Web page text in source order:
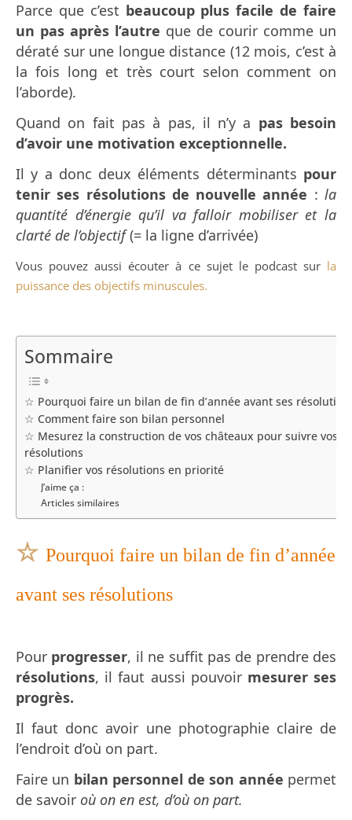
Parce que c’est beaucoup plus facile de faire
un pas après l’autre que de courir comme un
dératé sur une longue distance (12 mois, c’est à
la fois long et très court selon comment on
l’aborde).
Quand on fait pas à pas, il n’y a pas besoin
d’avoir une motivation exceptionnelle.
Il y a donc deux éléments déterminants pour
tenir ses résolutions de nouvelle année :la
quantité d’énergie qu’il va falloir mobiliser et la
clarté de l’objectif(= la ligne d’arrivée)
Vous pouvez aussi écouter à ce sujet le podcast sur la
puissance des objectifs minuscules.
Sommaire
☆ Pourquoi faire un bilan de fin d’année avant ses
☆ Comment faire son bilan personnel
☆ Mesurez la construction de vos châteaux pour suivre vos
résolutions
☆ Planifier vos résolutions en priorité
J’aime ça :
Articles similaires
☆ Pourquoi faire un bilan de fin d’année
avant ses résolutions
Pour progresser, il ne suffit pas de prendre des
résolutions, il faut aussi pouvoir mesurer ses
progrès.
Il faut donc avoir une photographie claire de
l’endroit d’où on part.
Faire un bilan personnel de son année permet
de savoir où on en est, d’où on part.